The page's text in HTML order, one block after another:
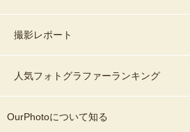
撮影レポート
人気フォトグラファーランキング
OurPhotoについて知る